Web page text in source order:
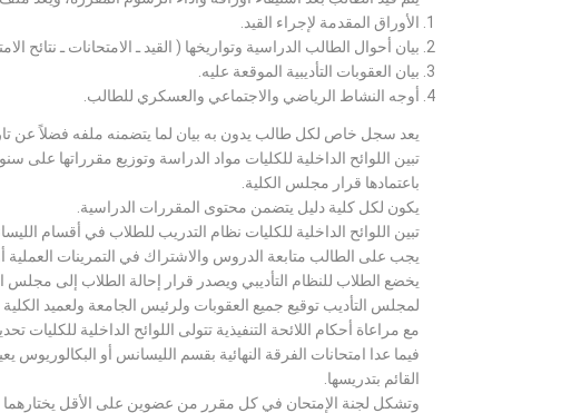
الأوراق المقدمة لإجراء القيد.
بيان أحوال الطالب الدراسية وتواريخها ( القيد ـ الامتحانات ـ نتائح
بيان العقوبات التأديبية الموقعة عليه.
أوجه النشاط الرياضي والاجتماعي والعسكري للطالب.
يعد سجل خاص لكل طالب يدون به بيان لما يتضمنه ملفه فضلاً عن
تبين اللوائح الداخلية للكليات مواد الدراسة وتوزيع
باعتمادها قرار مجلس الكلية.
يكون لكل كلية دليل يتضمن محتوى المقررات الدراسية.
تبين اللوائح الداخلية للكليات نظام التدريب للطلاب في أقسام
يجب على الطالب متابعة الدروس والاشتراك في التمرينات العملية
يخضع الطلاب للنظام التأديبي ويصدر قرار إحالة الطلاب إلى
لمجلس التأديب توقيع جميع العقوبات ولرئيس الجامعة ولعميد
مع مراعاة أحكام اللائحة التنفيذية تتولى اللوائح الداخلية للكليات
فيما عدا امتحانات الفرقة النهائية بقسم الليسانس أو
القائم بتدريسها.
وتشكل لجنة الإمتحان في كل مقرر من عضوين على الأقل